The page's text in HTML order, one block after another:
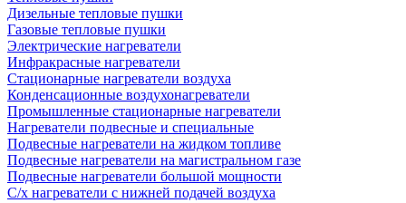
Дизельные тепловые пушки
Газовые тепловые пушки
Электрические нагреватели
Инфракрасные нагреватели
Стационарные нагреватели воздуха
Конденсационные воздухонагреватели
Промышленные стационарные нагреватели
Нагреватели подвесные и специальные
Подвесные нагреватели на жидком топливе
Подвесные нагреватели на магистральном газе
Подвесные нагреватели большой мощности
С/х нагреватели с нижней подачей воздуха